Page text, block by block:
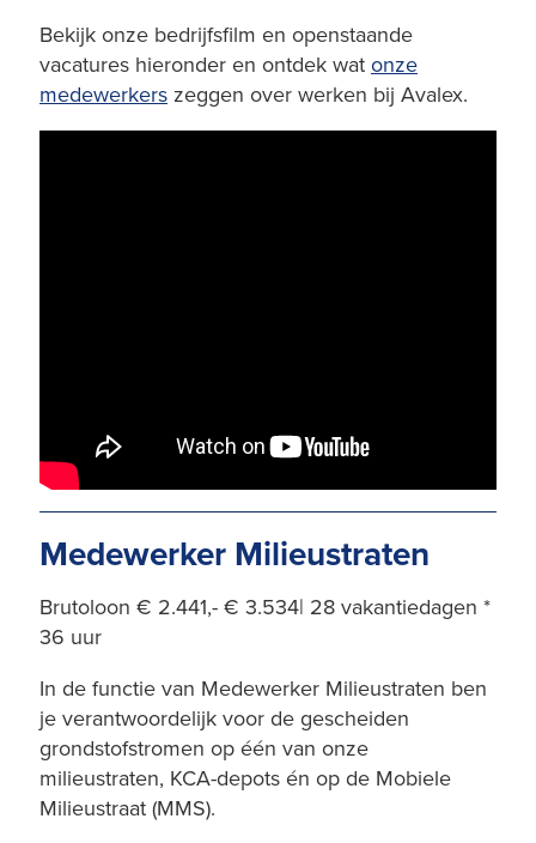
Bekijk onze bedrijfsfilm en openstaande
vacatures hieronder en ontdek wat onze
medewerkers zeggen over werken bij Avalex.
Medewerker Milieustraten
Brutoloon € 2.441,- € 3.534| 28 vakantiedagen *
36 uur
In de functie van Medewerker Milieustraten ben
je verantwoordelijk voor de gescheiden
grondstofstromen op één van onze
milieustraten, KCA-depots én op de Mobiele
Milieustraat (MMS).